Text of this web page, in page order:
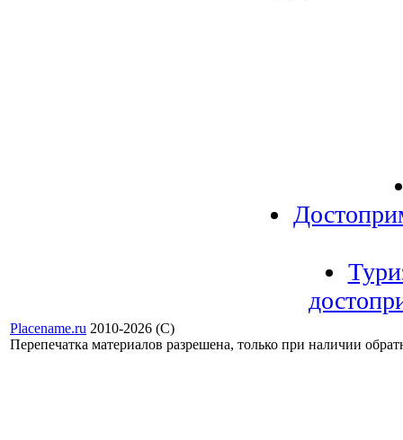
Placename.ru 2010-2026 (С)
Перепечатка материалов разрешена, только при наличии